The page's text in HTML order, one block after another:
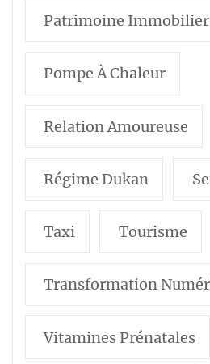
Patrimoine Immobilier
Pompe À Chaleur
Relation Amoureuse
Régime Dukan
Taxi Tourisme
Transformation
Vitamines Prénatales